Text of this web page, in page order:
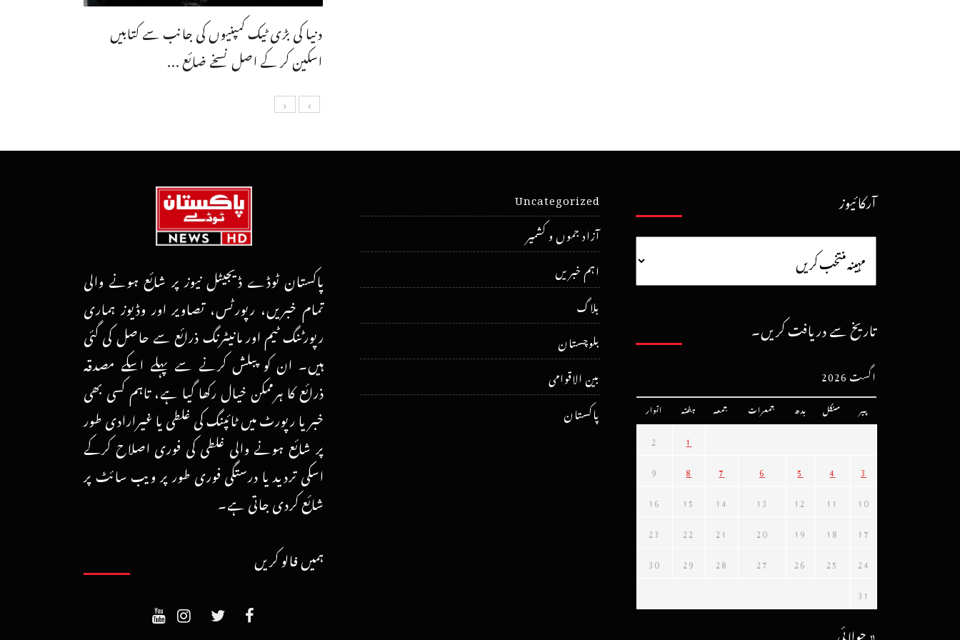
دنیا کی بڑی ٹیک کمپنیوں کی جانب سے کتابیں
اسکین کر کے اصل نسخے ضائع ...
پاکستان ٹوڈے ڈیجیٹل نیوز پر شائع ہونے والی
تمام خبریں، رپورٹس، تصاویر اور وڈیوز ہماری
رپورٹنگ ٹیم اور مانیٹرنگ ذرائع سے حاصل کی گئی
ہیں۔ ان کو پبلش کرنے سے پہلے اسکے مصدقہ
ذرائع کا ہرممکن خیال رکھا گیا ہے، تاہم کسی بھی
خبر یا رپورٹ میں ٹائپنگ کی غلطی یا غیرارادی طور
پر شائع ہونے والی غلطی کی فوری اصلاح کرکے
اسکی تردید یا درستگی فوری طور پر ویب سائٹ پر
شائع کردی جاتی ہے۔
ہمیں فالو کریں
Uncategorized
آزاد جموں و کشمیر
اہم خبریں
بلاگ
بلوچستان
بین الاقوامی
پاکستان
آرکائیوز
تاریخ سے دریافت کریں۔
اگست 2026
پیر منگل بدھ جمعرات جمعہ ہفتہ اتوار
1
2
3
4
5
6
7
8
9
10
11
12
13
14
15
16
17
18
19
20
21
22
23
24
25
26
27
28
29
30
31